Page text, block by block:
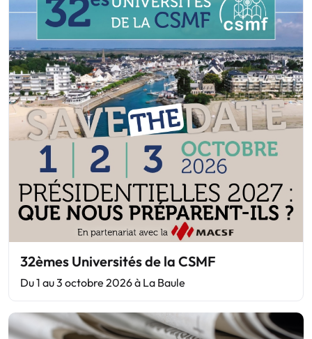
32èmes Universités de la CSMF
Du 1 au 3 octobre 2026 à La Baule